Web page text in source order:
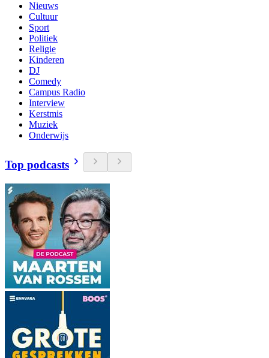
Nieuws
Cultuur
Sport
Politiek
Religie
Kinderen
DJ
Comedy
Campus Radio
Interview
Kerstmis
Muziek
Onderwijs
Top podcasts